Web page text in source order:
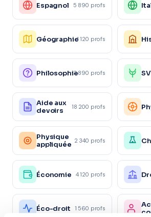
Espagnol 5 890 profs
Géographie4 120 profs
Philosophie3 890 profs
Aide aux
devoirs
18 200 profs
Physique
appliquée 2 340 profs
Économie 4 120 profs
Éco-droit 1 560 profs